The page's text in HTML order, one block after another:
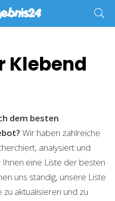
Klebend
dem besten
Wir haben zahlreiche
analysiert und
Ihnen eine Liste der besten
uns ständig, unsere Liste
aktualisieren und zu